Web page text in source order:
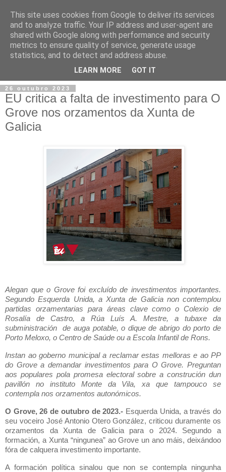
26 outubro 2023
EU critica a falta de investimento para O
Grove nos orzamentos da Xunta de
Galicia
Alegan que o Grove foi excluído de investimentos importantes.
Segundo Esquerda Unida, a Xunta de Galicia non contemplou
partidas orzamentarias para áreas clave como o Colexio de
Rosalía de Castro, a Rúa Luís A. Mestre, a tubaxe da
subministración de auga potable, o dique de abrigo do porto de
Porto Meloxo, o Centro de Saúde ou a Escola Infantil de Rons.
Instan ao goberno municipal a reclamar estas melloras e ao PP
do Grove a demandar investimentos para O Grove. Preguntan
aos populares pola promesa electoral sobre a construción dun
pavillón no instituto Monte da Vila, xa que tampouco se
contempla nos orzamentos autonómicos.
O Grove, 26 de outubro de 2023.- Esquerda Unida, a través do
seu voceiro José Antonio Otero González, criticou duramente os
orzamentos da Xunta de Galicia para o 2024. Segundo a
formación, a Xunta “ningunea” ao Grove un ano máis, deixándoo
fóra de calquera investimento importante.
A formación política sinalou que non se contempla ningunha
This site uses cookies from Google to deliver its services
and to analyze traffic. Your IP address and user-agent are
shared with Google along with performance and security
metrics to ensure quality of service, generate usage
statistics, and to detect and address abuse.
LEARN MORE GOT IT